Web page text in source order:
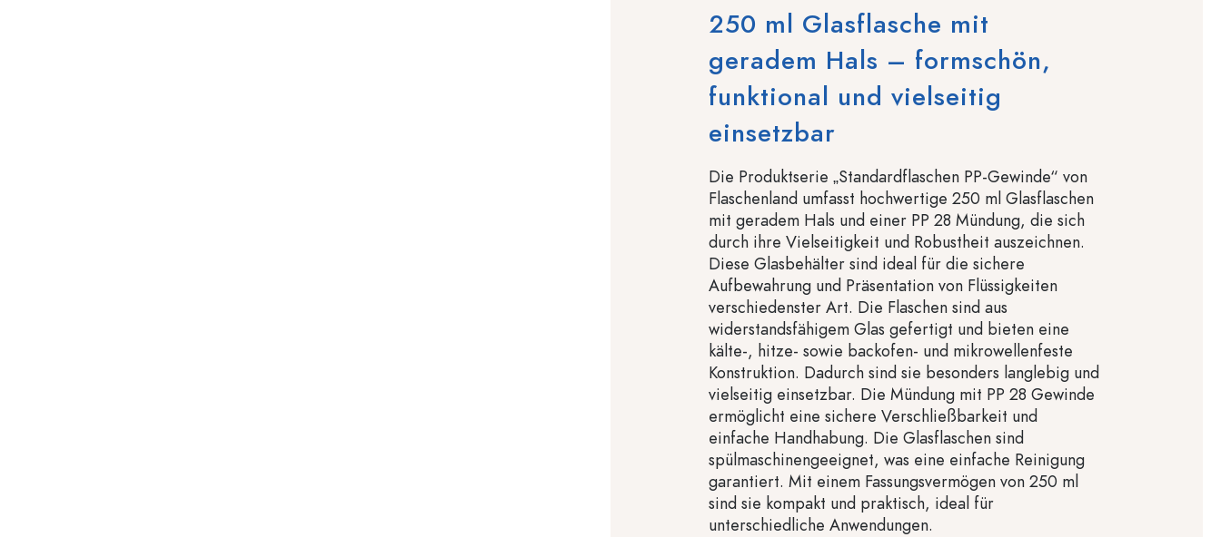
250 ml Glasflasche mit
geradem Hals – formschön,
funktional und vielseitig
einsetzbar
Die Produktserie „Standardflaschen PP-Gewinde“ von
Flaschenland umfasst hochwertige 250 ml Glasflaschen
mit geradem Hals und einer PP 28 Mündung, die sich
durch ihre Vielseitigkeit und Robustheit auszeichnen.
Diese Glasbehälter sind ideal für die sichere
Aufbewahrung und Präsentation von Flüssigkeiten
verschiedenster Art. Die Flaschen sind aus
widerstandsfähigem Glas gefertigt und bieten eine
kälte-, hitze- sowie backofen- und mikrowellenfeste
Konstruktion. Dadurch sind sie besonders langlebig und
vielseitig einsetzbar. Die Mündung mit PP 28 Gewinde
ermöglicht eine sichere Verschließbarkeit und
einfache Handhabung. Die Glasflaschen sind
spülmaschinengeeignet, was eine einfache Reinigung
garantiert. Mit einem Fassungsvermögen von 250 ml
sind sie kompakt und praktisch, ideal für
unterschiedliche Anwendungen.